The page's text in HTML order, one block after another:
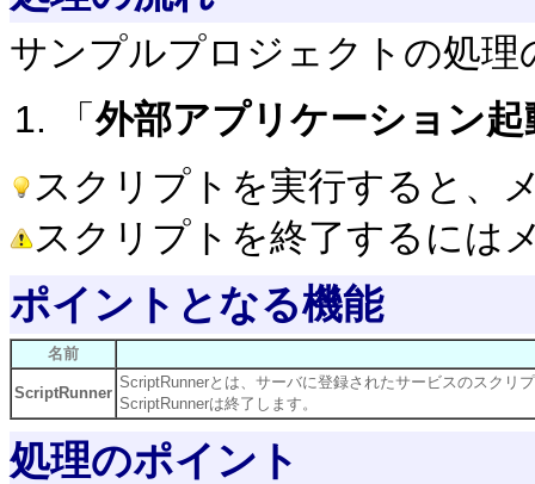
サンプルプロジェクトの処
「外部アプリケーション起
スクリプトを実行すると、
スクリプトを終了するには
ポイントとなる機能
名前
ScriptRunner
ScriptRunnerとは、サーバに登録されたサービスのスクリ
ScriptRunnerは終了します。
処理のポイント